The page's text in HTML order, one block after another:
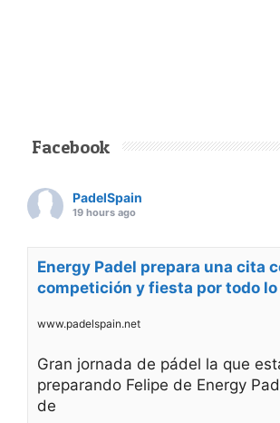
Facebook
PadelSpain
19 hours ago
Energy Padel prepara una cita
competición y fiesta por todo
www.padelspain.net
Gran jornada de pádel la que
preparando Felipe de Energy
de